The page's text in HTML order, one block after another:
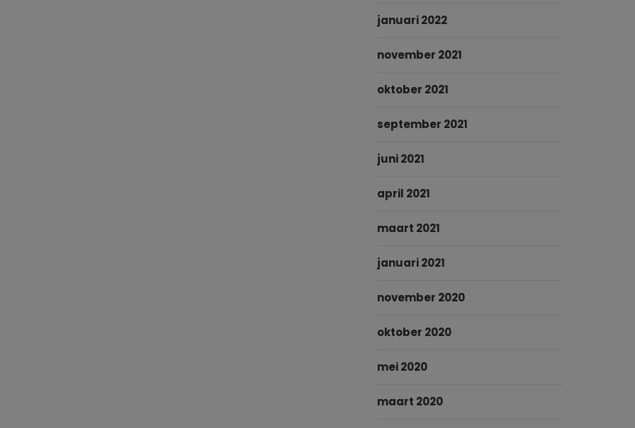
januari 2022
november 2021
oktober 2021
september 2021
juni 2021
april 2021
maart 2021
januari 2021
november 2020
oktober 2020
mei 2020
maart 2020